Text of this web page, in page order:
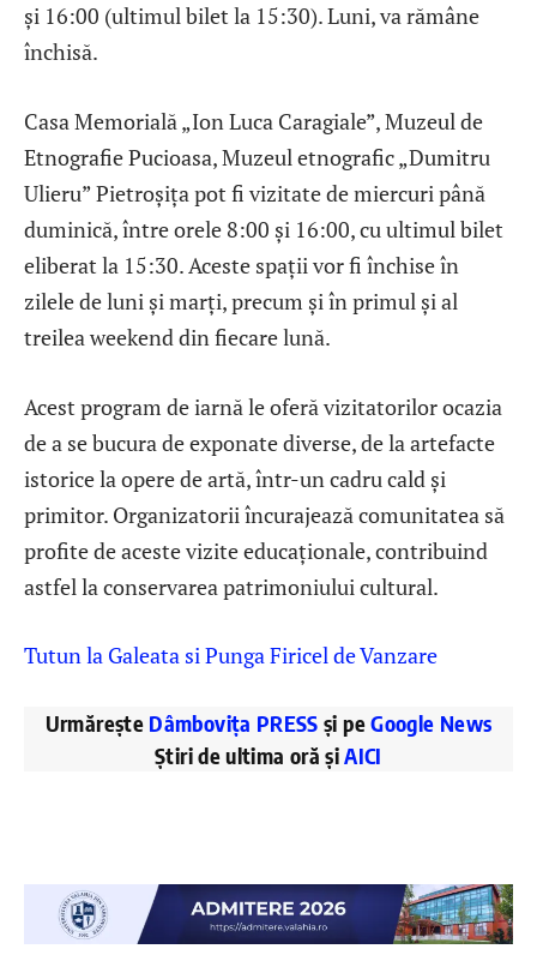
și 16:00 (ultimul bilet la 15:30). Luni, va rămâne
închisă.
Casa Memorială „Ion Luca Caragiale”, Muzeul de
Etnografie Pucioasa, Muzeul etnografic „Dumitru
Ulieru” Pietroşiţa pot fi vizitate de miercuri până
duminică, între orele 8:00 și 16:00, cu ultimul bilet
eliberat la 15:30. Aceste spații vor fi închise în
zilele de luni și marți, precum și în primul și al
treilea weekend din fiecare lună.
Acest program de iarnă le oferă vizitatorilor ocazia
de a se bucura de exponate diverse, de la artefacte
istorice la opere de artă, într-un cadru cald și
primitor. Organizatorii încurajează comunitatea să
profite de aceste vizite educaționale, contribuind
astfel la conservarea patrimoniului cultural.
Tutun la Galeata si Punga Firicel de Vanzare
Urmărește Dâmbovița PRESS și peGoogle News
Știri de ultima oră șiAICI